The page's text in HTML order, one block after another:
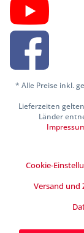
* Alle Preise inkl.
Lieferzeiten
Länder
Cookie-
Versand und